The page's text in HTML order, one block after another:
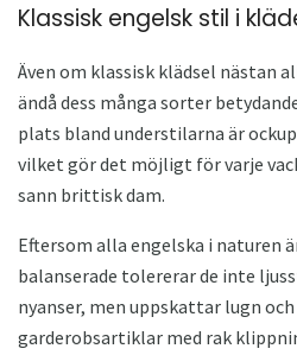
Klassisk engelsk stil i
Även om klassisk klädsel nästan
ändå dess många sorter
plats bland understilarna är
vilket gör det möjligt för varje
sann brittisk dam.
Eftersom alla engelska i naturen
balanserade tolererar de inte
nyanser, men uppskattar lugn
garderobsartiklar med rak